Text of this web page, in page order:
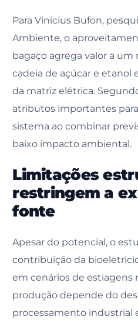
Para Vinicius Bufon,
Ambiente, o
bagaço agrega valor a
cadeia de açúcar e etanol
da matriz elétrica.
atributos importantes
sistema ao combinar
baixo impacto ambiental.
Limitações
restringem a
fonte
Apesar do potencial, o
contribuição da
em cenários de estiagens
produção depende do
processamento industrial